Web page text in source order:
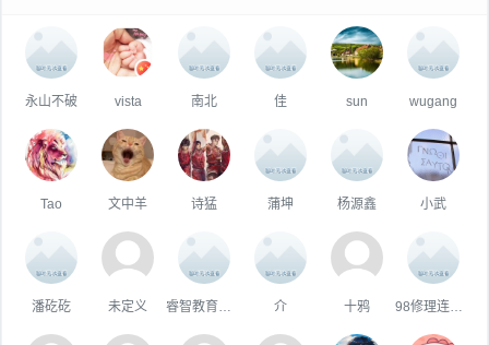
永山不破 vista 南北 佳 sun wugang
Tao 文中羊 诗猛 蒲坤 杨源鑫 小武
潘矻矻 未定义 介 十鸦